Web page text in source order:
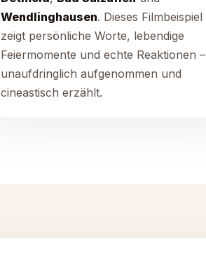
Wendlinghausen. Dieses Filmbeispiel
zeigt persönliche Worte, lebendige
Feiermomente und echte Reaktionen –
unaufdringlich aufgenommen und
cineastisch erzählt.